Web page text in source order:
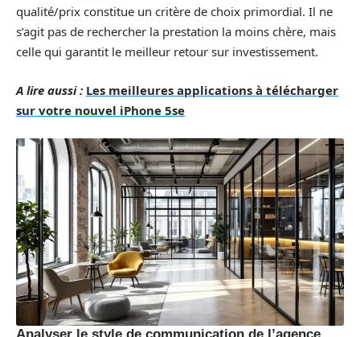
qualité/prix constitue un critère de choix primordial. Il ne
s’agit pas de rechercher la prestation la moins chère, mais
celle qui garantit le meilleur retour sur investissement.
A lire aussi : Les meilleures applications à télécharger
sur votre nouvel iPhone 5se